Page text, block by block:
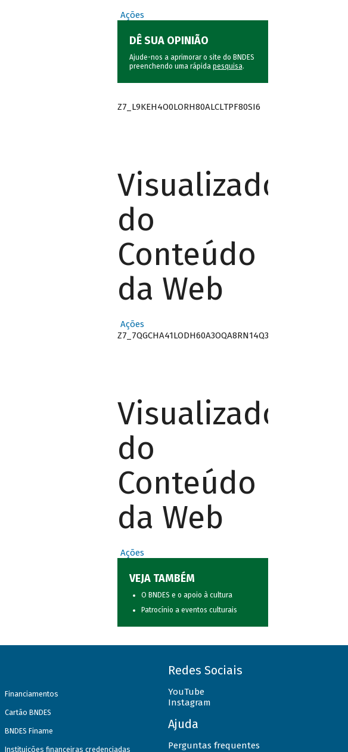
Ações
DÊ SUA OPINIÃO
Ajude-nos a aprimorar o site do BNDES
preenchendo uma rápida pesquisa.
Z7_L9KEH4O0LORH80ALCLTPF80SI6
Visualizador
do
Conteúdo
da Web
Ações
Z7_7QGCHA41LODH60A3OQA8RN14Q3
Visualizador
do
Conteúdo
da Web
Ações
VEJA TAMBÉM
O BNDES e o apoio à cultura
Patrocínio a eventos culturais
Financiamentos
Cartão BNDES
BNDES Finame
Instituições financeiras credenciadas
Redes Sociais
YouTube
Instagram
Ajuda
Perguntas frequentes